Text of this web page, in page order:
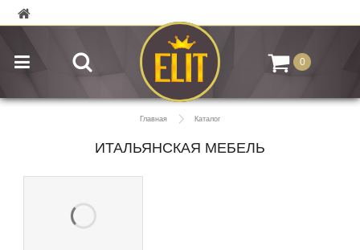
0
Главная Каталог
ИТАЛЬЯНСКАЯ МЕБЕЛЬ